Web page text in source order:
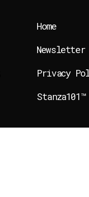
Home
Newsletter
Privacy
Stanza101™